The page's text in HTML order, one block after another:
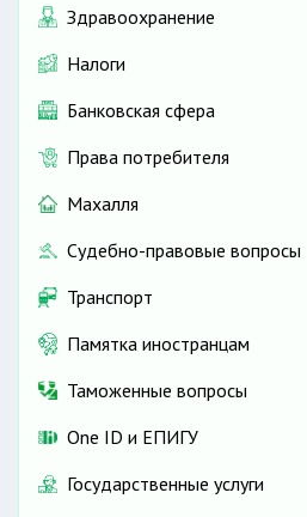
Здравоохранение
Налоги
Банковская сфера
Права потребителя
Махалля
Судебно-правовые вопросы
Транспорт
Памятка иностранцам
Таможенные вопросы
One ID и ЕПИГУ
Государственные услуги